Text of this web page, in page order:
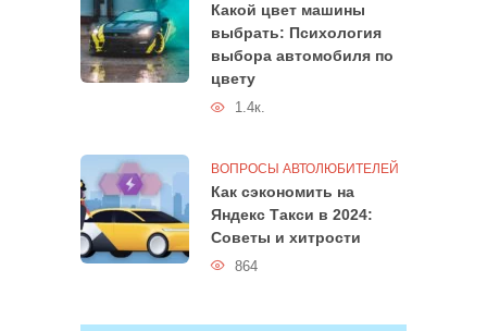
Какой цвет машины
выбрать: Психология
выбора автомобиля по
цвету
1.4к.
ВОПРОСЫ АВТОЛЮБИТЕЛЕЙ
Как сэкономить на
Яндекс Такси в 2024:
Советы и хитрости
864